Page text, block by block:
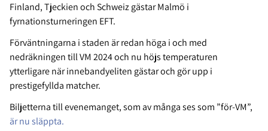
Finland, Tjeckien och Schweiz gästar Malmö i
fyrnationsturneringen EFT.
Förväntningarna i staden är redan höga i och med
nedräkningen till VM 2024 och nu höjs temperaturen
ytterligare när innebandyeliten gästar och gör upp i
prestigefyllda matcher.
Biljetterna till evenemanget, som av många ses som ”för-VM”,
är nu släppta.